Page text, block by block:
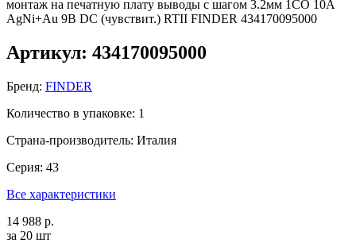
Артикул: 434170095000
Бренд: FINDER
Количество в упаковке: 1
Страна-производитель: Италия
Серия: 43
Все характеристики
14 988 р.
за 20 шт